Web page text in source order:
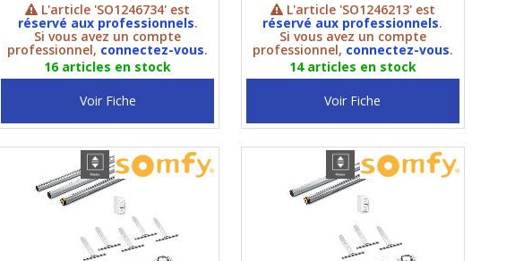
L'article 'SO1246734' est
réservé aux professionnels.
Si vous avez un compte
professionnel, connectez-vous.
16 articles en stock
Voir Fiche
L'article 'SO1246213' est
réservé aux professionnels.
Si vous avez un compte
professionnel, connectez-vous.
14 articles en stock
Voir Fiche